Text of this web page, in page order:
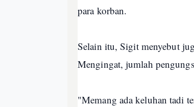
para korban.
Selain itu, Sigit menyebut
Mengingat, jumlah
"Memang ada keluhan tadi